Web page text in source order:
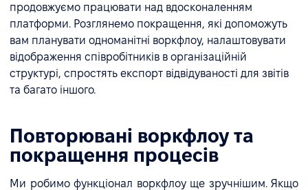
продовжуємо працювати над вдосконаленням
платформи. Розглянемо покращення, які допоможуть
вам планувати одноманітні воркфлоу, налаштовувати
відображення співробітників в організаційній
структурі, спростять експорт відвідуваності для звітів
та багато іншого.
Повторювані воркфлоу та
покращення процесів
Ми робимо функціонал воркфлоу ще зручнішим. Якщо